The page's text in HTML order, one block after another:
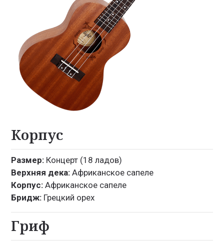
Корпус
Размер: Концерт (18 ладов)
Верхняя дека: Африканское сапеле
Корпус: Африканское сапеле
Бридж: Грецкий орех
Гриф